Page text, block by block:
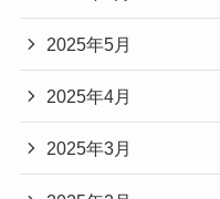
2025年5月
2025年4月
2025年3月